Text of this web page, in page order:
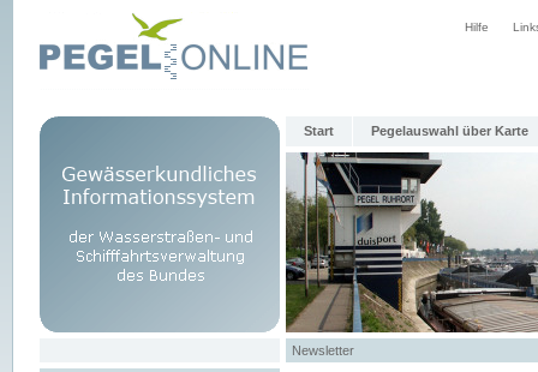
Hilfe
Start Pegelauswahl über Karte
Newsletter